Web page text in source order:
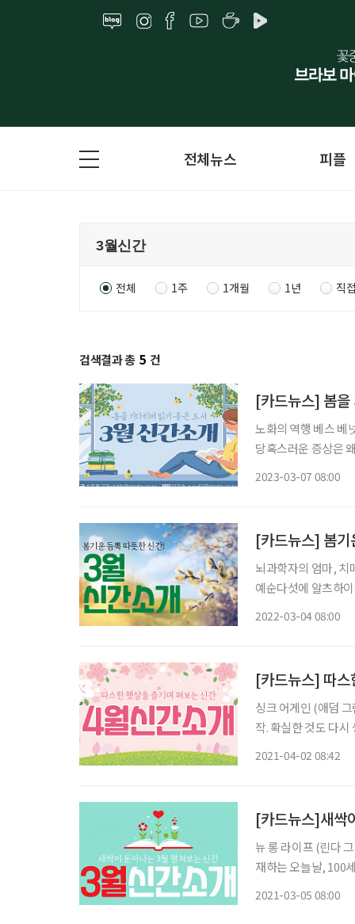
전체뉴스 피플
전체 1주 1개월 1년 직
검색결과 총 5 건
[카드뉴스] 봄을
노화의 역행 베스 베
당혹스러운 증상은
2023-03-07 08:00
[카드뉴스] 봄
뇌과학자의 엄마, 치
예순다섯에 알츠하
2022-03-04 08:00
[카드뉴스] 따스
싱크 어게인 (애덤
작. 확실한 것도 다
2021-04-02 08:42
[카드뉴스]새싹
뉴 롱 라이프 (린다
재하는 오늘날, 100
2021-03-05 08:00